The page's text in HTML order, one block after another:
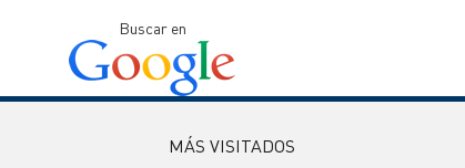
Buscar en
MÁS VISITADOS